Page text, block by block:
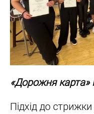
«Дорожня карта»
Підхід до